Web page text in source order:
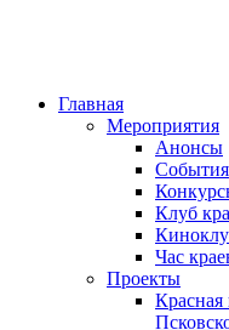
Главная
Мероприятия
Анонсы
События
Клуб
Час
Проекты
Красная